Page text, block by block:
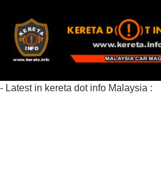
- Latest in kereta dot info Malaysia :